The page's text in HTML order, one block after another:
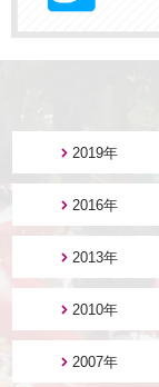
2019年
2016年
2013年
2010年
2007年